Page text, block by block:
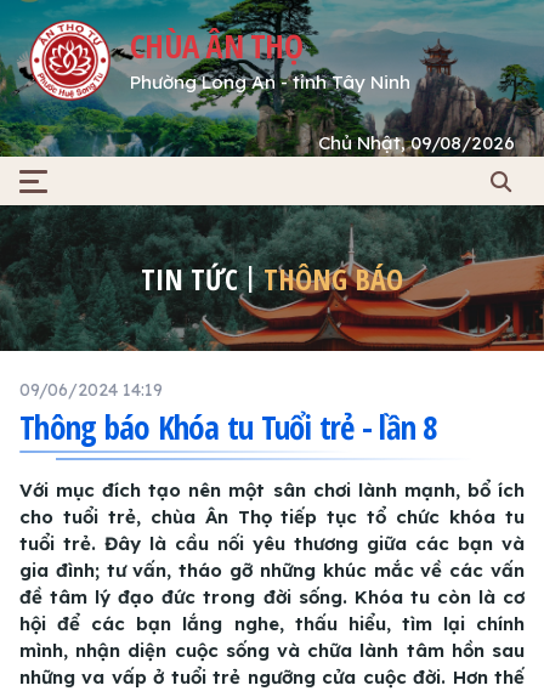
CHÙA ÂN THỌ
Phường Long An - tỉnh Tây Ninh
Chủ Nhật, 09/08/2026
TIN TỨC THÔNG BÁO
09/06/2024 14:19
Thông báo Khóa tu Tuổi trẻ - lần 8
Với mục đích tạo nên một sân chơi lành mạnh, bổ ích
cho tuổi trẻ, chùa Ân Thọ tiếp tục tổ chức khóa tu
tuổi trẻ. Đây là cầu nối yêu thương giữa các bạn và
gia đình; tư vấn, tháo gỡ những khúc mắc về các vấn
đề tâm lý đạo đức trong đời sống. Khóa tu còn là cơ
hội để các bạn lắng nghe, thấu hiểu, tìm lại chính
mình, nhận diện cuộc sống và chữa lành tâm hồn sau
những va vấp ở tuổi trẻ ngưỡng cửa cuộc đời. Hơn thế